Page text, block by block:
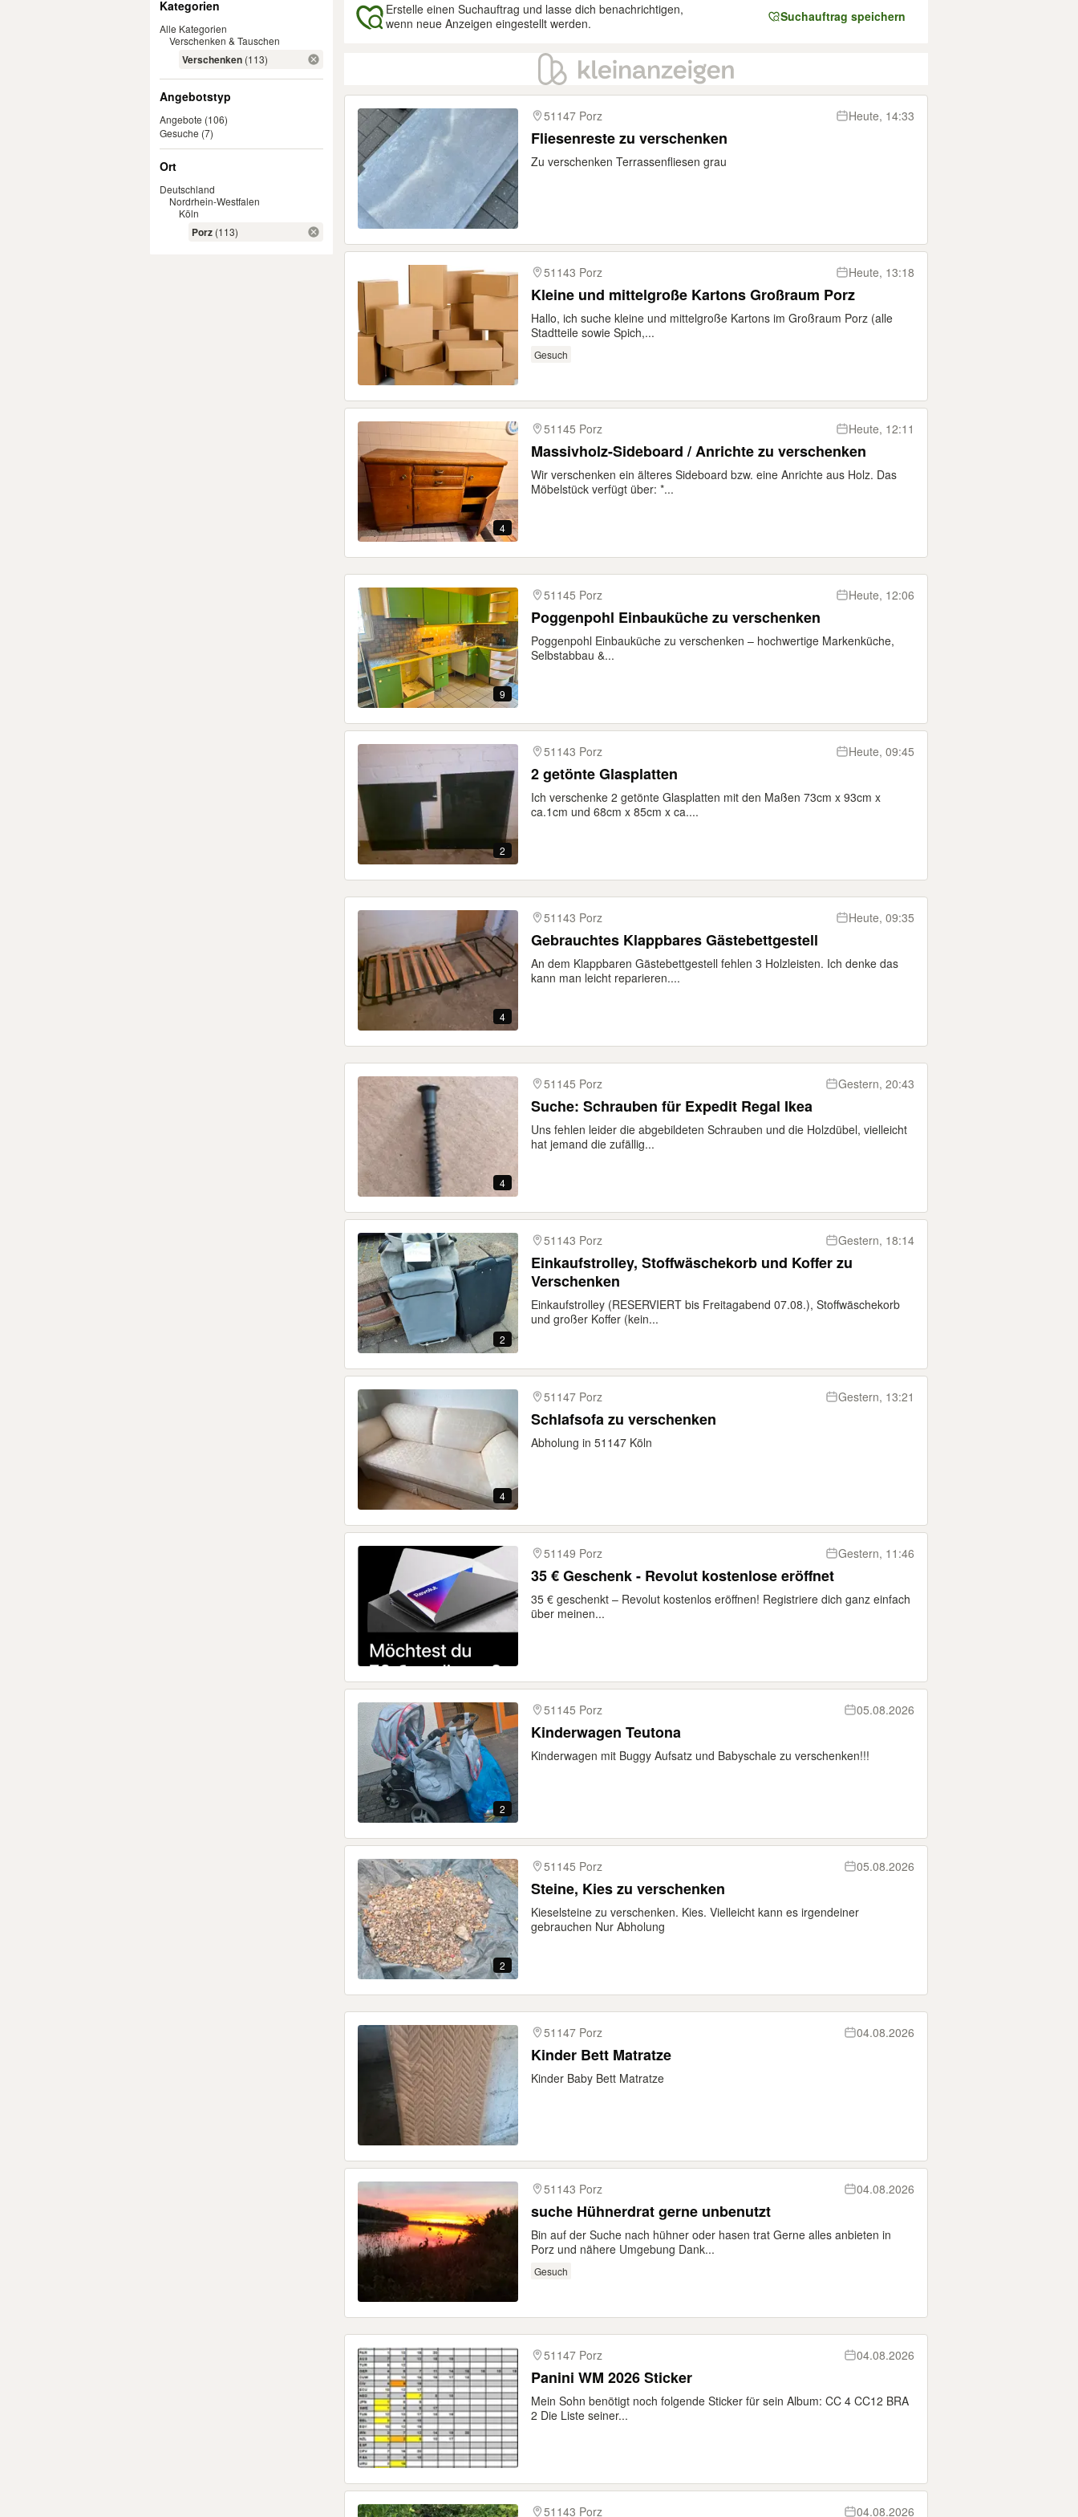
Kategorien
Alle Kategorien
Verschenken & Tauschen
Verschenken (113)
Angebotstyp
Angebote (106)
Gesuche (7)
Ort
Deutschland
Nordrhein-Westfalen
Köln
Porz (113)
Erstelle einen Suchauftrag und lasse dich benachrichtigen,
wenn neue Anzeigen eingestellt werden.
Suchauftrag speichern
Ergebnisse
51147 Porz
Heute, 14:33
Fliesenreste zu verschenken
Zu verschenken Terrassenfliesen grau
51143 Porz Heute, 13:18
Kleine und mittelgroße Kartons Großraum Porz
Hallo, ich suche kleine und mittelgroße Kartons im Großraum Porz (alle
Stadtteile sowie Spich,...
Gesuch
4
51145 Porz Heute, 12:11
Massivholz-Sideboard / Anrichte zu verschenken
Wir verschenken ein älteres Sideboard bzw. eine Anrichte aus Holz. Das
Möbelstück verfügt über: *...
9
51145 Porz Heute, 12:06
Poggenpohl Einbauküche zu verschenken
Poggenpohl Einbauküche zu verschenken – hochwertige Markenküche,
Selbstabbau &...
2
51143 Porz Heute, 09:45
2 getönte Glasplatten
Ich verschenke 2 getönte Glasplatten mit den Maßen 73cm x 93cm x
ca.1cm und 68cm x 85cm x ca....
4
51143 Porz Heute, 09:35
Gebrauchtes Klappbares Gästebettgestell
An dem Klappbaren Gästebettgestell fehlen 3 Holzleisten. Ich denke das
kann man leicht reparieren....
4
51145 Porz Gestern, 20:43
Suche: Schrauben für Expedit Regal Ikea
Uns fehlen leider die abgebildeten Schrauben und die Holzdübel, vielleicht
hat jemand die zufällig...
2
51143 Porz Gestern, 18:14
Einkaufstrolley, Stoffwäschekorb und Koffer zu
Verschenken
Einkaufstrolley (RESERVIERT bis Freitagabend 07.08.), Stoffwäschekorb
und großer Koffer (kein...
4
51147 Porz Gestern, 13:21
Schlafsofa zu verschenken
Abholung in 51147 Köln
51149 Porz Gestern, 11:46
35 € Geschenk - Revolut kostenlose eröffnet
35 € geschenkt – Revolut kostenlos eröffnen! Registriere dich ganz einfach
über meinen...
2
51145 Porz 05.08.2026
Kinderwagen Teutona
Kinderwagen mit Buggy Aufsatz und Babyschale zu verschenken!!!
2
51145 Porz 05.08.2026
Steine, Kies zu verschenken
Kieselsteine zu verschenken. Kies. Vielleicht kann es irgendeiner
gebrauchen Nur Abholung
51147 Porz 04.08.2026
Kinder Bett Matratze
Kinder Baby Bett Matratze
51143 Porz 04.08.2026
suche Hühnerdrat gerne unbenutzt
Bin auf der Suche nach hühner oder hasen trat Gerne alles anbieten in
Porz und nähere Umgebung Dank...
Gesuch
51147 Porz 04.08.2026
Panini WM 2026 Sticker
Mein Sohn benötigt noch folgende Sticker für sein Album: CC 4 CC12 BRA
2 Die Liste seiner...
51143 Porz 04.08.2026